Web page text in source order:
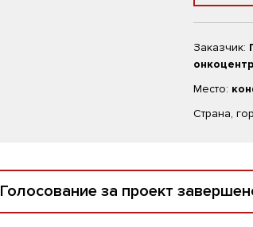
Заказчик:
Место:
Страна,
Голосование за проект